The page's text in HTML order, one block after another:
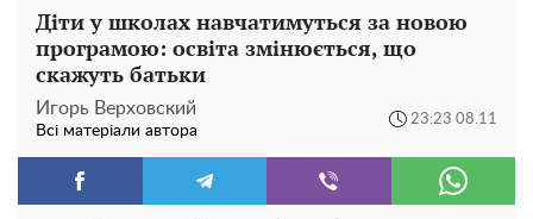
Діти у школах навчатимуться за новою
програмою: освіта змінюється, що
скажуть батьки
Игорь Верховский
Всі матеріали автора
23:23 08.11